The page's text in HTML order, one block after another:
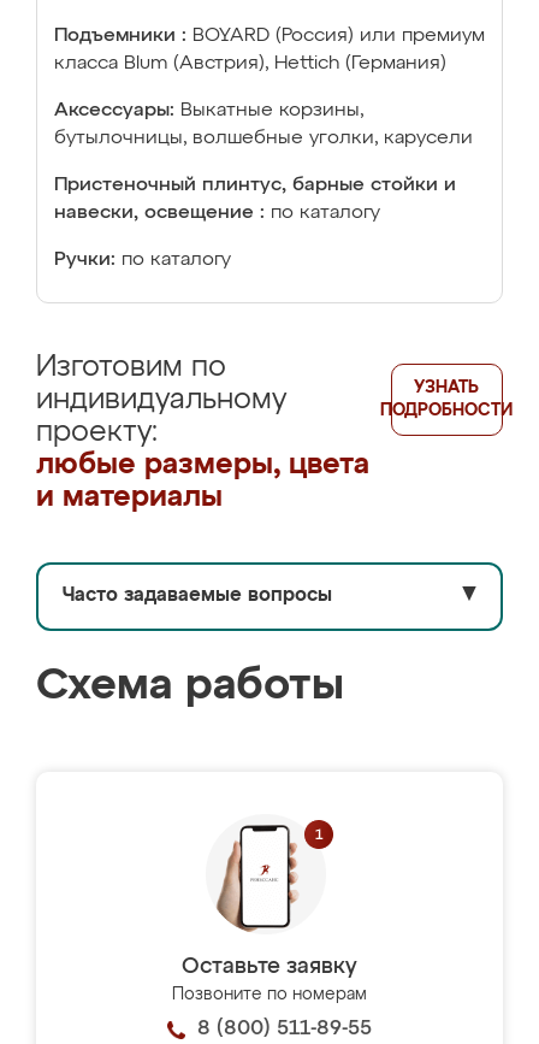
Подъемники : BOYARD (Россия) или премиум
класса Blum (Австрия), Hettich (Германия)
Аксессуары: Выкатные корзины,
бутылочницы, волшебные уголки, карусели
Пристеночный плинтус, барные стойки и
навески, освещение : по каталогу
Ручки: по каталогу
Изготовим по
индивидуальному
проекту:
любые размеры, цвета
и материалы
УЗНАТЬ
ПОДРОБНОСТИ
Часто задаваемые вопросы ▼
Схема работы
Оставьте заявку
Позвоните по номерам
8 (800) 511-89-55